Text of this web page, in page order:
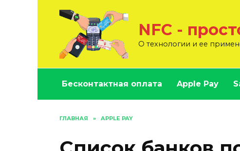
NFC -
О технологии и ее
Бесконтактная оплата Apple Pay
ГЛАВНАЯ » APPLE PAY